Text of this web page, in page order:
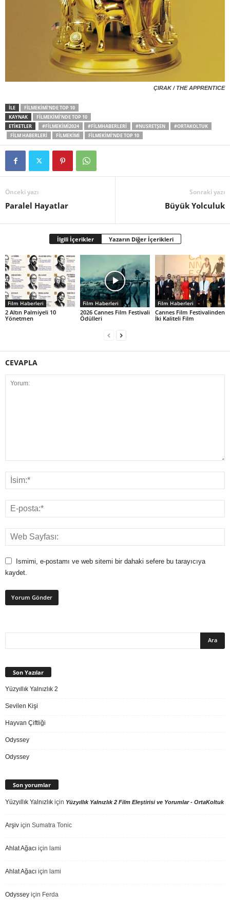
ÇIRAK / THE APPRENTICE
İLE
FILMEKIMI’NDE TOP 10
KAYNAK
FILMEKIMI’NDE TOP 10
ETİKETLER
#FILMEKIMI2024 #FILMHABERLERI #NUSRETŞEN
#ORTAKOLTUK
FILM HABERLERI
FILMEKIMI FILMEKIMI’NDE TOP 10
Önceki yazı
Paralel Hayatlar
Sonraki yazı
Büyük Yolculuk
İlgili İçerikler Yazarın Diğer İçerikleri
Film Haberleri
2 Altın Palmiyeli 10
Yönetmen
Film Haberleri
2026 Cannes Film Festivali
Ödülleri
Film Haberleri
Cannes Film Festivalinden
İki Kaliteli Film
CEVAPLA
Ismimi, e-postamı ve web sitemi bir dahaki sefere bu tarayıcıya
kaydet.
Son Yazılar
Yüzyıllık Yalnızlık 2
Sevilen Kişi
Hayvan Çiftliği
Odyssey
Odyssey
Son yorumlar
Yüzyıllık Yalnızlık için Yüzyıllık Yalnızlık 2 Film Eleştirisi ve Yorumlar - OrtaKoltuk
Arşiv için Sumatra Tonic
Ahlat Ağacı için lami
Ahlat Ağacı için lami
Odyssey için Ferda